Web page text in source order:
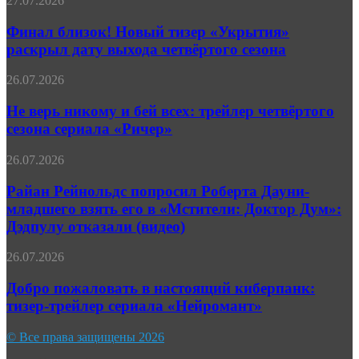
получил
трейлер
Новый
тизер
«Укрытия»
дату
четвёртого
сезона
Финал близок! Новый тизер «Укрытия»
раскрыл дату выхода четвёртого сезона
Не
никому
и
бей
трейлер
сезона
сериала
«Ричер»
26.07.2026
Не верь никому и бей всех: трейлер четвёртого
сезона сериала «Ричер»
Райан
попросил
Роберта
Дауни-
младшего
его
«Мстители:
Доктор
Дум»:
Дэдпулу
отказали
26.07.2026
Райан Рейнольдс попросил Роберта Дауни-
младшего взять его в «Мстители: Доктор Дум»:
Дэдпулу отказали (видео)
Добро
в
настоящий
киберпанк:
трейлер
26.07.2026
Добро пожаловать в настоящий киберпанк:
тизер-трейлер сериала «Нейромант»
© Все права защищены 2026